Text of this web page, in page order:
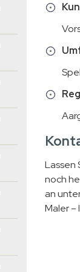
Lassen
noch
an
Maler –